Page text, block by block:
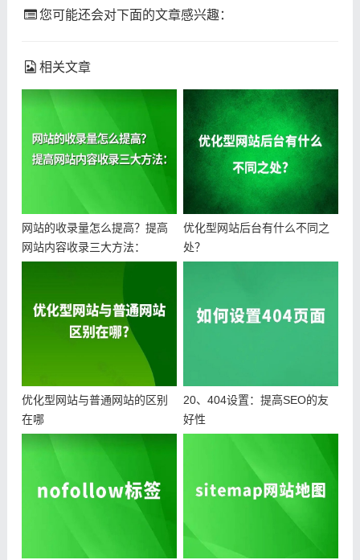
您可能还会对下面的文章感兴趣：
相关文章
网站的收录量怎么提高？提高
网站内容收录三大方法：
优化型网站后台有什么不同之
处？
优化型网站与普通网站的区别
在哪
20、404设置：提高SEO的友
好性